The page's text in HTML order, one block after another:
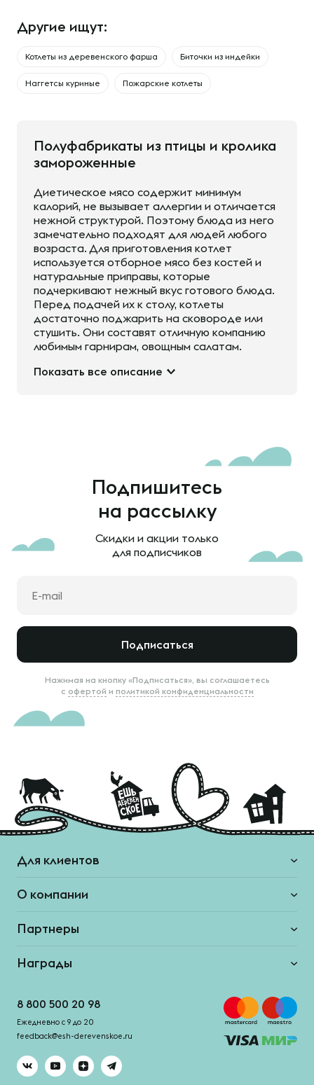
Другие ищут:
Котлеты из деревенского фарша Биточки из индейки
Наггетсы куриные Пожарские котлеты
Полуфабрикаты из птицы и кролика
замороженные
Диетическое мясо содержит минимум
калорий, не вызывает аллергии и отличается
нежной структурой. Поэтому блюда из него
замечательно подходят для людей любого
возраста. Для приготовления котлет
используется отборное мясо без костей и
натуральные приправы, которые
подчеркивают нежный вкус готового блюда.
Перед подачей их к столу, котлеты
достаточно поджарить на сковороде или
стушить. Они составят отличную компанию
любимым гарнирам, овощным салатам.
Показать все описание
Подпишитесь
на рассылку
Скидки и акции только
для подписчиков
Подписаться
Нажимая на кнопку «Подписаться», вы соглашаетесь
с офертой и политикой конфиденциальности
Для клиентов
О компании
Партнеры
Награды
8 800 500 20 98
Ежедневно с 9 до 20
feedback@esh-derevenskoe.ru